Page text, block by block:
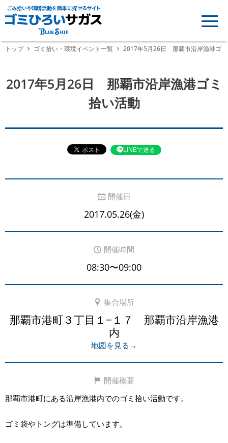
ごみ拾いや環境活動を簡単に探せるサイト
トップ ゴミ拾い・環境イベント一覧 2017年5月26日 那覇市沿岸漁港ゴ
2017年5月26日 那覇市沿岸漁港ゴミ
拾い活動
LINEで送る
開催日
2017.05.26(金)
開催時間
08:30〜09:00
集合場所
那覇市港町３丁目１−１７ 那覇市沿岸漁港
内
地図を見る→
開催概要
那覇市港町にある沿岸漁港内でのゴミ拾い活動です。
ゴミ袋やトングは準備しています。